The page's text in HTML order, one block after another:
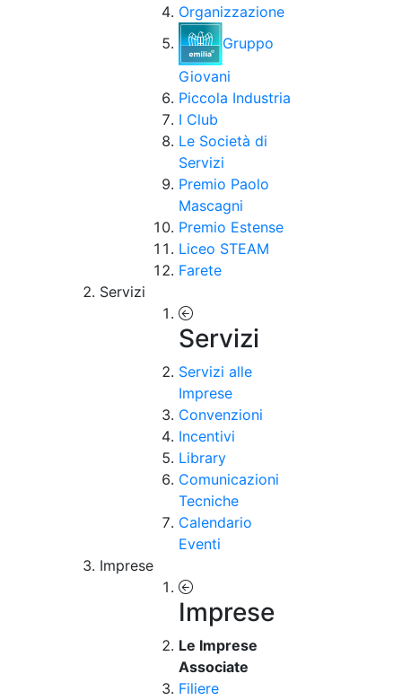
Organizzazione
Gruppo
Giovani
Piccola Industria
I Club
Le Società di
Servizi
Premio Paolo
Mascagni
Premio Estense
Liceo STEAM
Farete
Servizi
Servizi
Servizi alle
Imprese
Convenzioni
Incentivi
Library
Comunicazioni
Tecniche
Calendario
Eventi
Imprese
Imprese
Le Imprese
Associate
Filiere